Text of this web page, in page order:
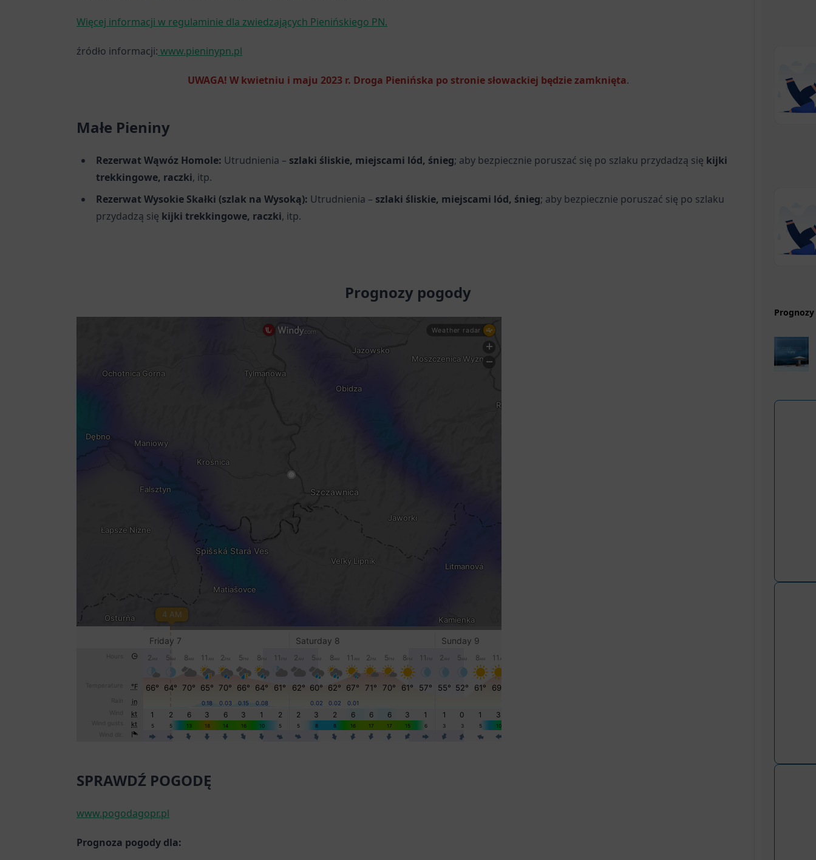
Więcej informacji w regulaminie dla zwiedzających Pienińskiego PN.
źródło informacji: www.pieninypn.pl
UWAGA! W kwietniu i maju 2023 r. Droga Pienińska po stronie słowackiej będzie zamknięta.
Małe Pieniny
Rezerwat Wąwóz Homole: Utrudnienia – szlaki śliskie, miejscami lód, śnieg; aby bezpiecznie poruszać się po szlaku przydadzą się kijki
trekkingowe, raczki, itp.
Rezerwat Wysokie Skałki (szlak na Wysoką): Utrudnienia – szlaki śliskie, miejscami lód, śnieg; aby bezpiecznie poruszać się po szlaku
przydadzą się kijki trekkingowe, raczki, itp.
Prognozy pogody
SPRAWDŹ POGODĘ
www.pogodagopr.pl
Prognoza pogody dla: